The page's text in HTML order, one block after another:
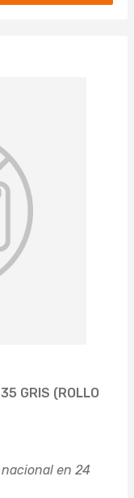
GRIS (ROLLO
en 24